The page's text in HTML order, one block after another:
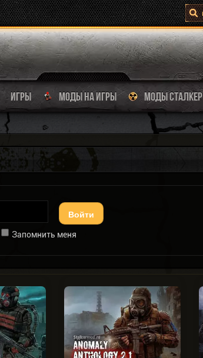
ИГРЫ МОДЫ НА ИГРЫ МОДЫ СТАЛКЕР
Войти
Запомнить меня